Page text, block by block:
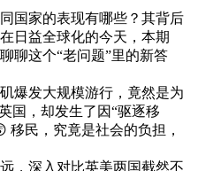
国家的表现有哪些？其背后
日益全球化的今天，本期
聊这个“老问题”里的新答
爆发大规模游行，竟然是为
国，却发生了因“驱逐移
移民，究竟是社会的负担，
，深入对比英美两国截然不